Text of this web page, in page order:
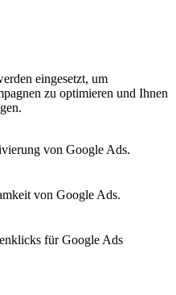
eingesetzt, um
zu optimieren und Ihnen
von Google Ads.
von Google Ads.
für Google Ads